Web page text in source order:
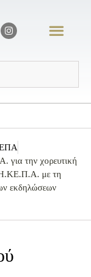
την χορευτική
με τη
εκδηλώσεων